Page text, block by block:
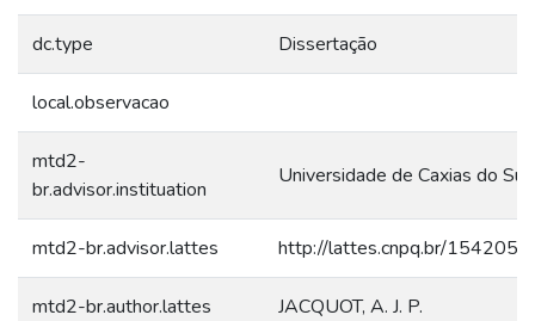
dc.type Dissertação
local.observacao
mtd2-
br.advisor.instituation
Universidade de Caxias do Sul
mtd2-br.advisor.lattes http://lattes.cnpq.br/
mtd2-br.author.lattes JACQUOT, A. J. P.